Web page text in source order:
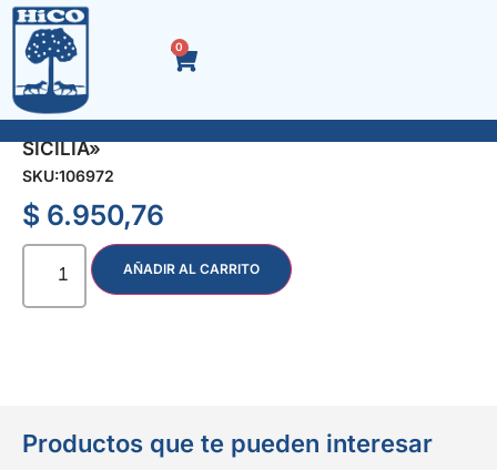
0
ALARGUE 3 mts. C/MULT. 5 TOM. C/ TECLA »
SICILIA»
SKU:106972
$ 6.950,76
AÑADIR AL CARRITO
Productos que te pueden interesar